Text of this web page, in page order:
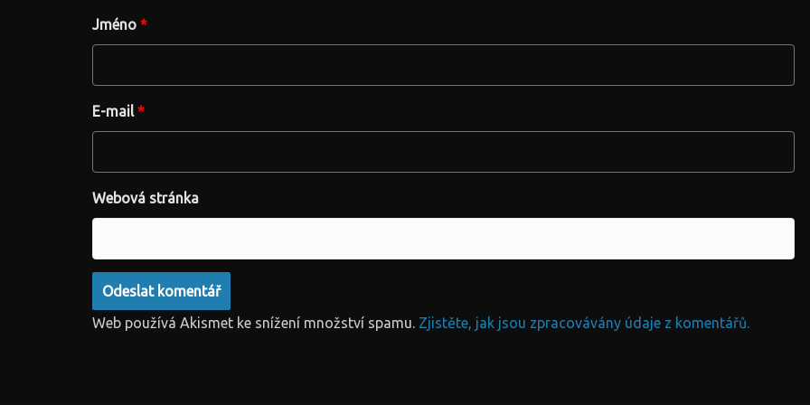
Jméno *
E-mail*
Webová stránka
Web používá Akismet ke snížení množství spamu. Zjistěte, jak jsou zpracovávány údaje z komentářů.